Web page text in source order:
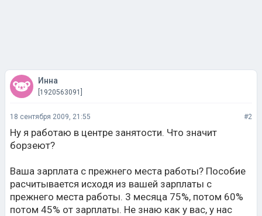
Инна
[1920563091]
18 сентября 2009, 21:55 #2
Ну я работаю в центре занятости. Что значит
борзеют?
Ваша зарплата с прежнего места работы? Пособие
расчитывается исходя из вашей зарплаты с
прежнего места работы. 3 месяца 75%, потом 60%
потом 45% от зарплаты. Не знаю как у вас, у нас